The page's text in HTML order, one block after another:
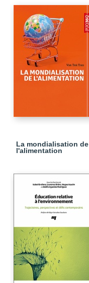
La mondialisation de
l'alimentation